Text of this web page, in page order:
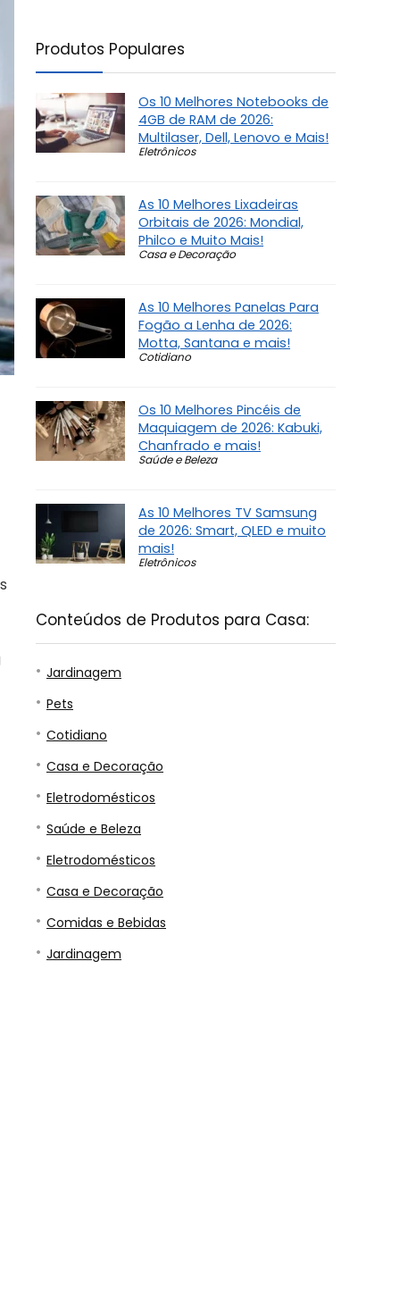
Produtos Populares
Os 10 Melhores Notebooks de
4GB de RAM de 2026:
Multilaser, Dell, Lenovo e Mais!
Eletrônicos
As 10 Melhores Lixadeiras
Orbitais de 2026: Mondial,
Philco e Muito Mais!
Casa e Decoração
As 10 Melhores Panelas Para
Fogão a Lenha de 2026:
Motta, Santana e mais!
Cotidiano
Os 10 Melhores Pincéis de
Maquiagem de 2026: Kabuki,
Chanfrado e mais!
Saúde e Beleza
As 10 Melhores TV Samsung
de 2026: Smart, QLED e muito
mais!
Eletrônicos
Conteúdos de Produtos para Casa:
Jardinagem
Pets
Cotidiano
Casa e Decoração
Eletrodomésticos
Saúde e Beleza
Eletrodomésticos
Casa e Decoração
Comidas e Bebidas
Jardinagem